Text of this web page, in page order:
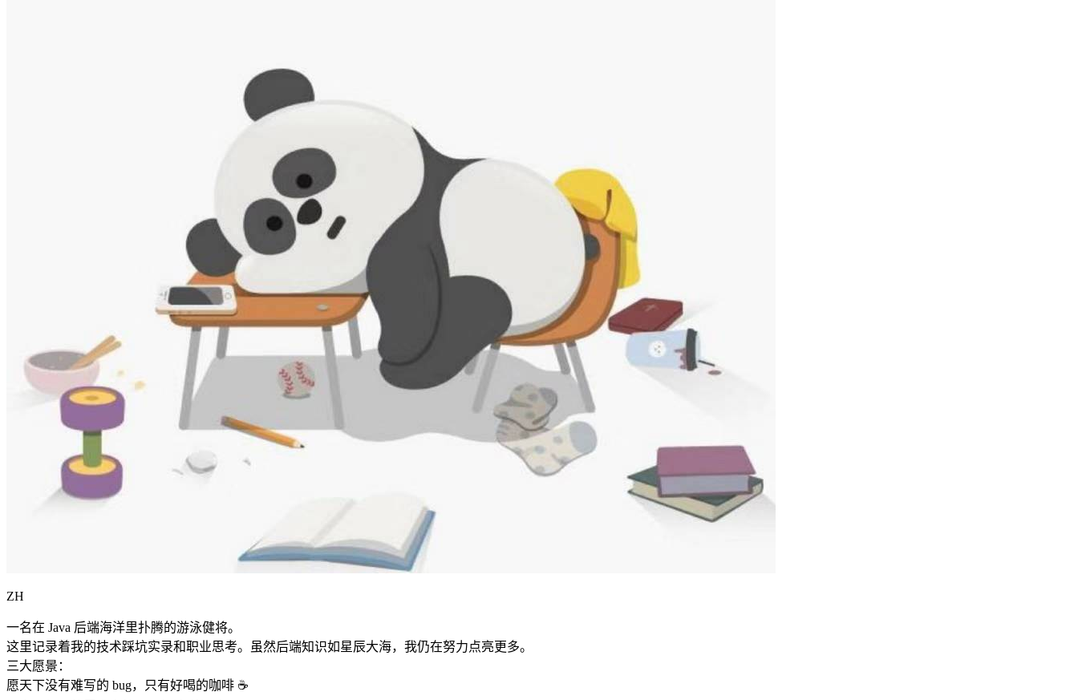
ZH
一名在 Java 后端海洋里扑腾的游泳健将。
这里记录着我的技术踩坑实录和职业思考。虽然后端知识如星辰大海，我仍在努力点亮更多。
三大愿景：
愿天下没有难写的 bug，只有好喝的咖啡 ☕️